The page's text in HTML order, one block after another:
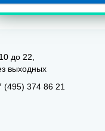
до 22,
выходных
(495) 374 86 21